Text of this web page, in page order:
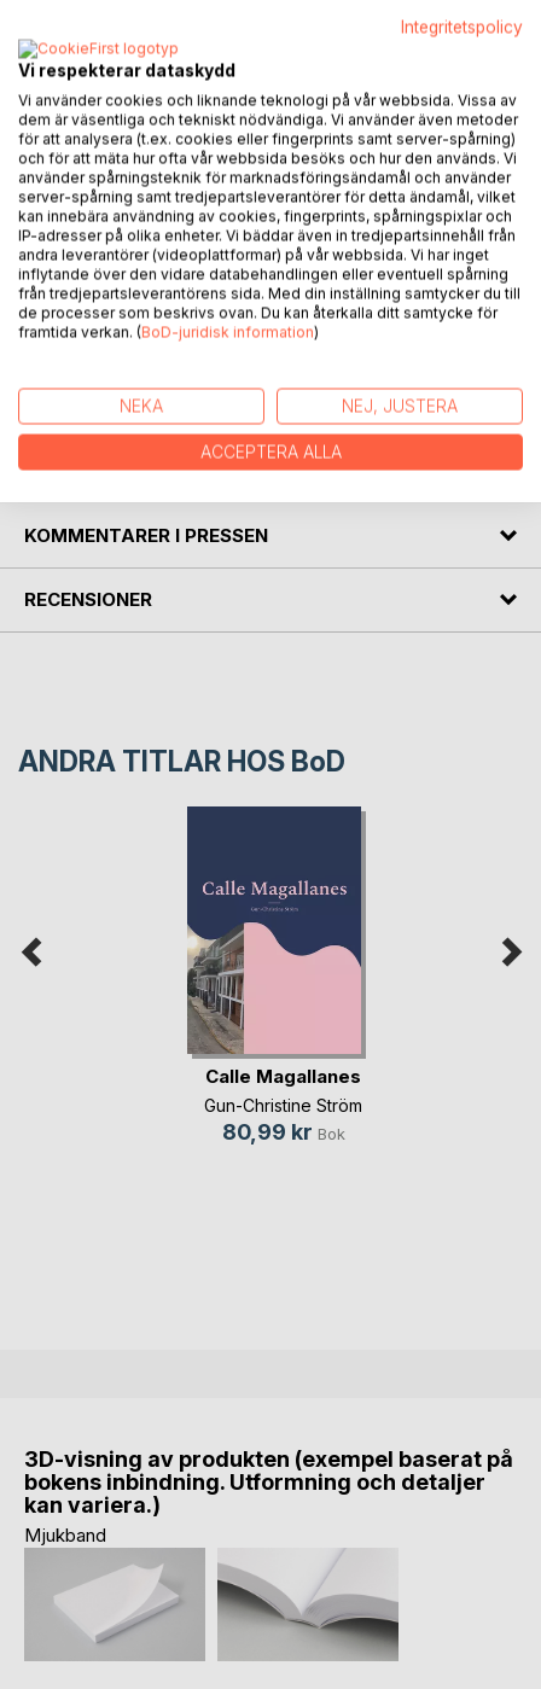
BESKRIVNING
Den här lilla boken innehåller ett brett utbud av olika
texttyper för dig som tycker om att läsa med variation. Det
är från dikt, recept, kåseri och vidare till essä, novell,
krönika och faktatext för att avsluta med en filmrecension
och ett eftermäle.
genomsyrar drygt hälften av texterna.
FÖRFATTARE
KOMMENTARER I PRESSEN
RECENSIONER
ANDRA TITLAR HOS BoD
Calle Magallanes
Gun-Christine Ström
80,99 kr Bok
3D-visning av produkten (exempel baserat på
bokens inbindning. Utformning och detaljer
kan variera.)
Mjukband
Integritetspolicy
Vi respekterar dataskydd
Vi använder cookies och liknande teknologi på vår webbsida. Vissa av
dem är väsentliga och tekniskt nödvändiga. Vi använder även metoder
för att analysera (t.ex. cookies eller fingerprints samt server-spårning)
och för att mäta hur ofta vår webbsida besöks och hur den används. Vi
använder spårningsteknik för marknadsföringsändamål och använder
server-spårning samt tredjepartsleverantörer för detta ändamål, vilket
kan innebära användning av cookies, fingerprints, spårningspixlar och
IP-adresser på olika enheter. Vi bäddar även in tredjepartsinnehåll från
andra leverantörer (videoplattformar) på vår webbsida. Vi har inget
inflytande över den vidare databehandlingen eller eventuell spårning
från tredjepartsleverantörens sida. Med din inställning samtycker du till
de processer som beskrivs ovan. Du kan återkalla ditt samtycke för
framtida verkan. (BoD-juridisk information)
NEKA NEJ, JUSTERA
ACCEPTERA ALLA